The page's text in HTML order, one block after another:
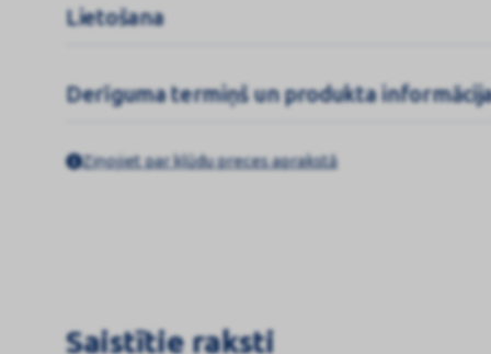
Lietošana
Derīguma termiņš un produkta
Ziņojiet par kļūdu preces aprakstā
Saistītie raksti